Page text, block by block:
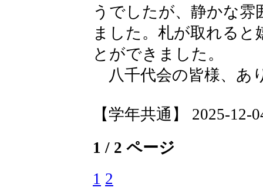
うでしたが、静かな雰
ました。札が取れる
とができました。
八千代会の皆様、あ
【学年共通】 2025-12-
1 / 2 ページ
1 2